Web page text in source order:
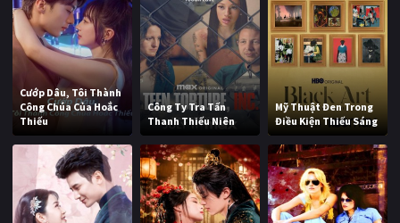
Cướp Dâu, Tôi Thành
Công Chúa Của Hoắc
Thiếu
Công Ty Tra Tấn
Thanh Thiếu Niên
Mỹ Thuật Đen Trong
Điều Kiện Thiếu Sáng